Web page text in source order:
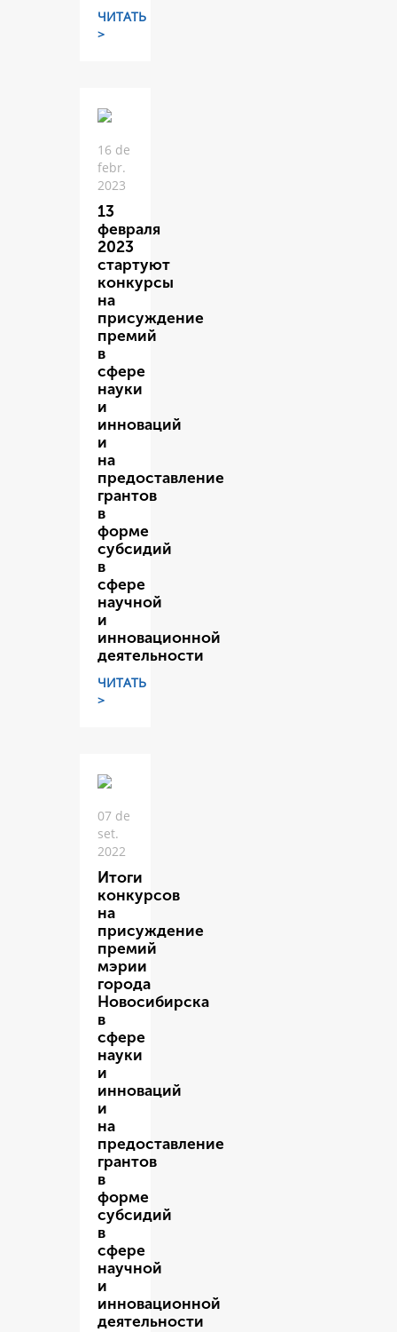
ЧИТАТЬ
>
16 de
febr.
2023
13
февраля
2023
стартуют
конкурсы
на
присуждение
премий
в
сфере
науки
и
инноваций
и
на
предоставление
грантов
в
форме
субсидий
в
сфере
научной
и
инновационной
деятельности
ЧИТАТЬ
>
07 de
set.
2022
Итоги
конкурсов
на
присуждение
премий
мэрии
города
Новосибирска
в
сфере
науки
и
инноваций
и
на
предоставление
грантов
в
форме
субсидий
в
сфере
научной
и
инновационной
деятельности